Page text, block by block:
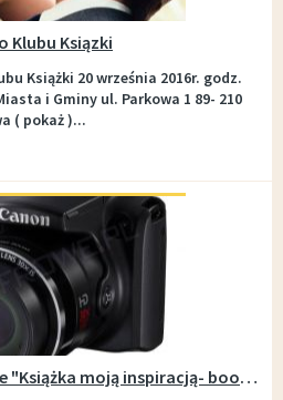
Klubu Ksiązki
Książki 20 września 2016r. godz.
i Gminy ul. Parkowa 1 89- 210
( pokaż )...
Warsztaty Fotograficzne "Książka moją inspiracją- bookish desing"